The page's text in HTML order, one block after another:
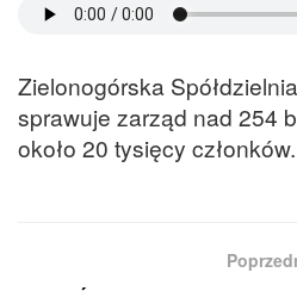
Zielonogórska
sprawuje zarząd nad 254
około 20 tysięcy członków.